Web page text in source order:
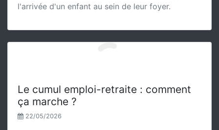
l'arrivée d'un enfant au sein de leur foyer.
Le cumul emploi-retraite : comment
ça marche ?
22/05/2026